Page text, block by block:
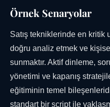
Örnek Senaryolar
Satış tekniklerinde en kritik
doğru analiz etmek ve
sunmaktır. Aktif dinleme,
yönetimi ve kapanış
eğitiminin temel
standart bir script ile